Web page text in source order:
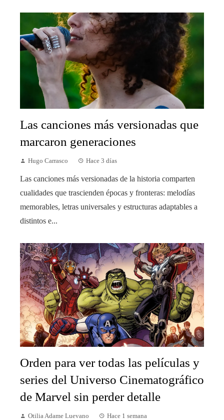
Las canciones más versionadas que
marcaron generaciones
Hugo Carrasco Hace 3 días
Las canciones más versionadas de la historia comparten
cualidades que trascienden épocas y fronteras: melodías
memorables, letras universales y estructuras adaptables a
distintos e...
Orden para ver todas las películas y
series del Universo Cinematográfico
de Marvel sin perder detalle
Otilia Adame Luevano Hace 1 semana